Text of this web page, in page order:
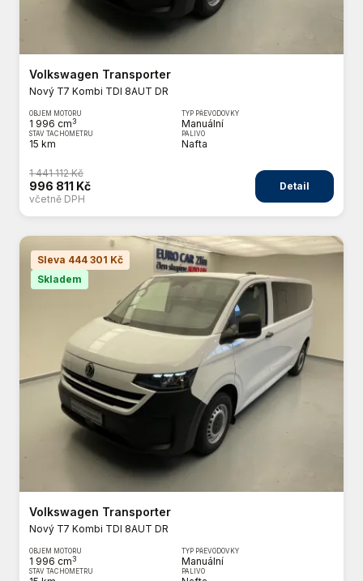
Volkswagen Transporter
Nový T7 Kombi TDI 8AUT DR
OBJEM MOTORU
1 996 cm3
TYP PŘEVODOVKY
Manuální
STAV TACHOMETRU
15 km
PALIVO
Nafta
1 441 112 Kč
996 811 Kč
včetně DPH
Detail
Sleva 444 301 Kč
Skladem
Volkswagen Transporter
Nový T7 Kombi TDI 8AUT DR
OBJEM MOTORU
1 996 cm3
TYP PŘEVODOVKY
Manuální
STAV TACHOMETRU PALIVO